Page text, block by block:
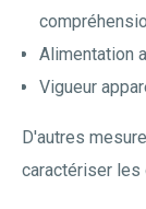
Alimentation
Vigueur
D'autres
caractériser